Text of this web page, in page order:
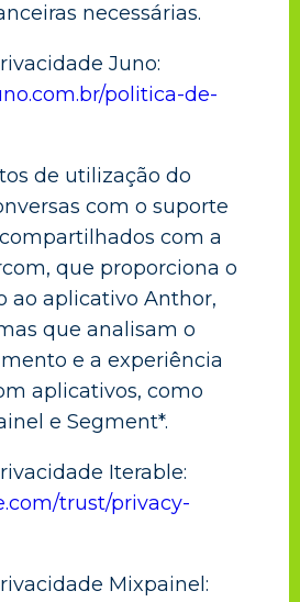
necessárias.
Juno:
politica-de-
de utilização do
com o suporte
com a
que proporciona o
ao aplicativo Anthor,
que analisam o
e a experiência
aplicativos, como
e Segment*.
Iterable:
trust/privacy-
Mixpainel: